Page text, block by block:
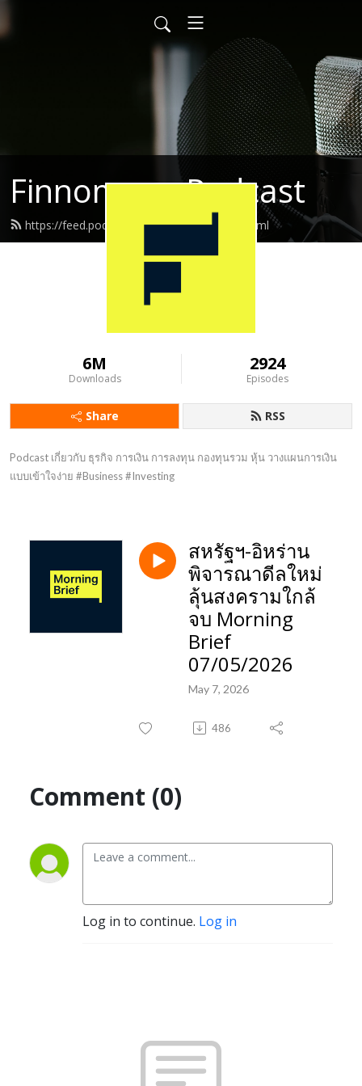
Finnomena Podcast
https://feed.podbean.com/finnomena/feed.xml
6M
Downloads
2924
Episodes
Share RSS
Podcast เกี่ยวกับ ธุรกิจ การเงิน การลงทุน กองทุนรวม หุ้น วางแผนการเงิน
แบบเข้าใจง่าย #Business #Investing
สหรัฐฯ-อิหร่าน
พิจารณาดีลใหม่
ลุ้นสงครามใกล้
จบ Morning
Brief
07/05/2026
May 7, 2026
486
Comment (0)
Log in to continue. Log in